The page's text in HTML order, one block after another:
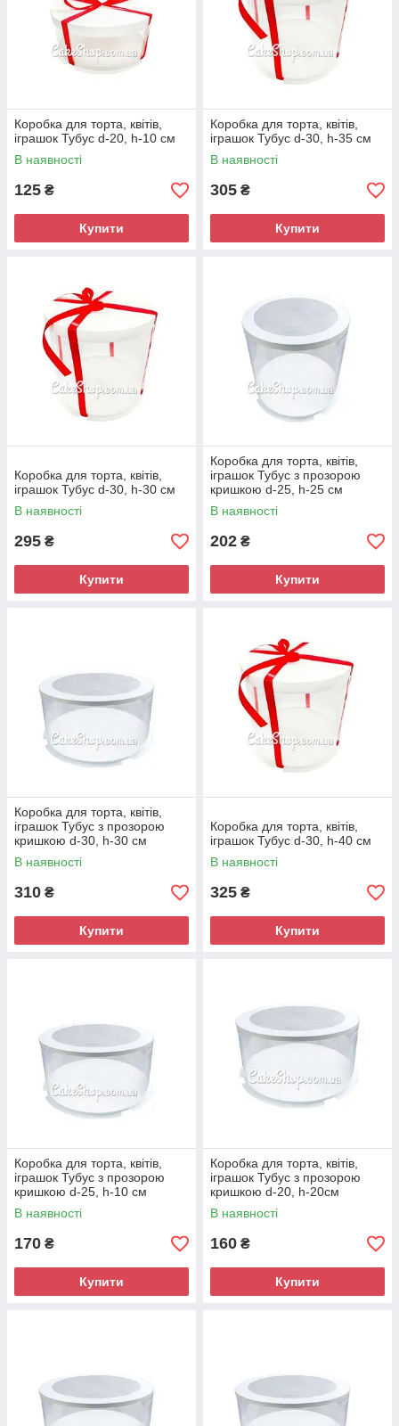
Коробка для торта, квітів,
іграшок Тубус d-20, h-10 см
В наявності
125 ₴
Купити
Коробка для торта, квітів,
іграшок Тубус d-30, h-35 см
В наявності
305 ₴
Купити
Коробка для торта, квітів,
іграшок Тубус d-30, h-30 см
В наявності
295 ₴
Купити
Коробка для торта, квітів,
іграшок Тубус з прозорою
кришкою d-25, h-25 см
В наявності
202 ₴
Купити
Коробка для торта, квітів,
іграшок Тубус з прозорою
кришкою d-30, h-30 см
В наявності
310 ₴
Купити
Коробка для торта, квітів,
іграшок Тубус d-30, h-40 см
В наявності
325 ₴
Купити
Коробка для торта, квітів,
іграшок Тубус з прозорою
кришкою d-25, h-10 см
В наявності
170 ₴
Купити
Коробка для торта, квітів,
іграшок Тубус з прозорою
кришкою d-20, h-20см
В наявності
160 ₴
Купити